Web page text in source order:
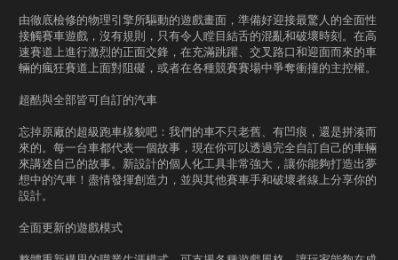
由徹底檢修的物理引擎所驅動的遊戲畫面，準備好迎接最驚人的全面性
接觸賽車遊戲，沒有規則，只有令人瞠目結舌的混亂和破壞時刻。在高
速賽道上進行激烈的正面交鋒，在充滿跳躍、交叉路口和迎面而來的車
輛的瘋狂賽道上面對阻礙，或者在各種競賽賽場中爭奪衝撞的主控權。
超酷與全部皆可自訂的汽車
忘掉原廠的超級跑車樣貌吧：我們的車不只老舊、有凹痕，還是拼湊而
來的。每一台車都代表一個故事，現在你可以透過完全自訂自己的車輛
來講述自己的故事。新設計的個人化工具非常強大，讓你能夠打造出夢
想中的汽車！盡情發揮創造力，並與其他賽車手和破壞者線上分享你的
設計。
全面更新的遊戲模式